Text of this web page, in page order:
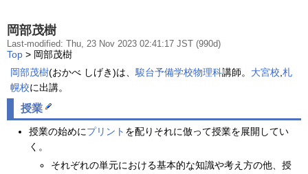
岡部茂樹
Last-modified: Thu, 23 Nov 2023 02:41:17 JST (990d)
Top > 岡部茂樹
岡部茂樹(おかべ しげき)は、 駿台予備学校物理科講師。 大宮校 札
幌校に出講。
授業
授業の始めにプリント を配りそれに倣って授業を展開してい
く。
それぞれの単元における基本的な知識や考え方の他、授